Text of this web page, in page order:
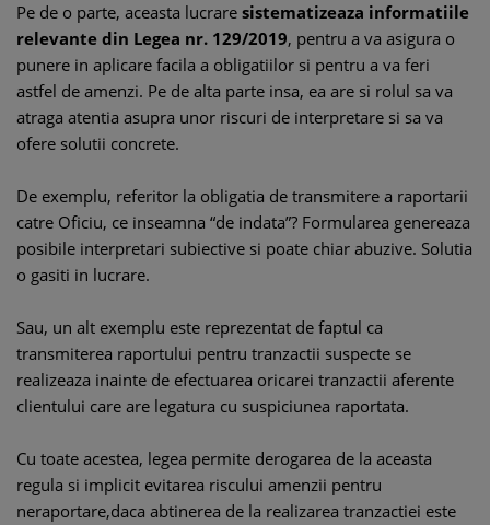
Pe de o parte, aceasta lucrare sistematizeaza informatiile
relevante din Legea nr. 129/2019, pentru a va asigura o
punere in aplicare facila a obligatiilor si pentru a va feri
astfel de amenzi. Pe de alta parte insa, ea are si rolul sa va
atraga atentia asupra unor riscuri de interpretare si sa va
ofere solutii concrete.
De exemplu, referitor la obligatia de transmitere a raportarii
catre Oficiu, ce inseamna “de indata”? Formularea genereaza
posibile interpretari subiective si poate chiar abuzive. Solutia
o gasiti in lucrare.
Sau, un alt exemplu este reprezentat de faptul ca
transmiterea raportului pentru tranzactii suspecte se
realizeaza inainte de efectuarea oricarei tranzactii aferente
clientului care are legatura cu suspiciunea raportata.
Cu toate acestea, legea permite derogarea de la aceasta
regula si implicit evitarea riscului amenzii pentru
neraportare,daca abtinerea de la realizarea tranzactiei este